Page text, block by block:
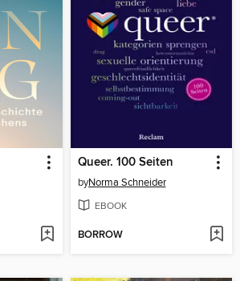
Queer. 100 Seiten
byNorma Schneider
EBOOK
BORROW